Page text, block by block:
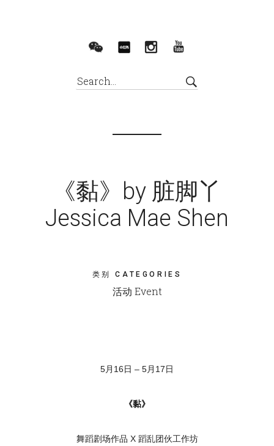
《黏》by 脏脚丫
Jessica Mae Shen
类别 CATEGORIES
活动 Event
5月16日 – 5月17日
《黏》
舞蹈剧场作品 X 蹈乱团伙工作坊